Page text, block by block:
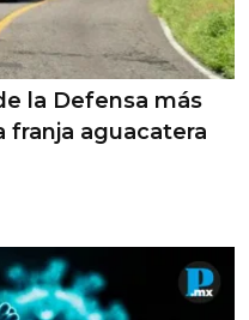
la Defensa más
franja aguacatera